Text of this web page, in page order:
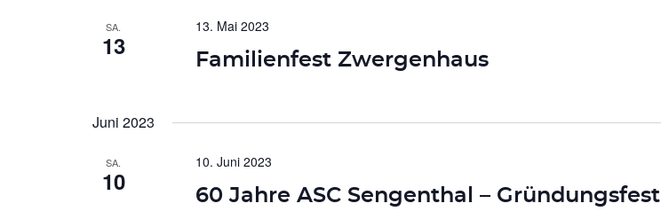
SA.
13 Familienfest Zwergenhaus
13. Mai 2023
Juni 2023
SA.
10 60 Jahre ASC Sengenthal – Gründungsfest
10. Juni 2023